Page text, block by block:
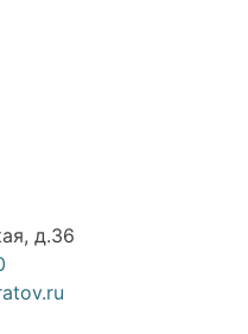
д.36